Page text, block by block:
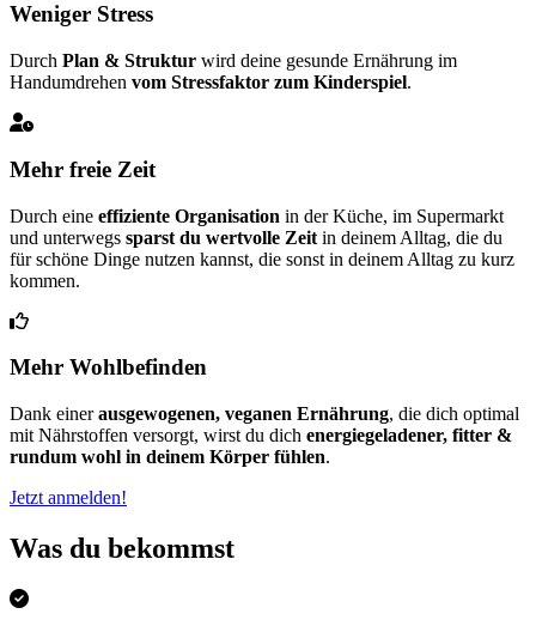
Weniger Stress
Durch Plan & Struktur wird deine gesunde Ernährung im
Handumdrehen vom Stressfaktor zum Kinderspiel.
Mehr freie Zeit
Durch eine effiziente Organisation in der Küche, im Supermarkt
und unterwegs sparst du wertvolle Zeit in deinem Alltag, die du
für schöne Dinge nutzen kannst, die sonst in deinem Alltag zu kurz
kommen.
Mehr Wohlbefinden
Dank einerausgewogenen, veganen Ernährung, die dich optimal
mit Nährstoffen versorgt, wirst du dich energiegeladener, fitter &
rundum wohl in deinem Körper fühlen.
Jetzt anmelden!
Was du bekommst